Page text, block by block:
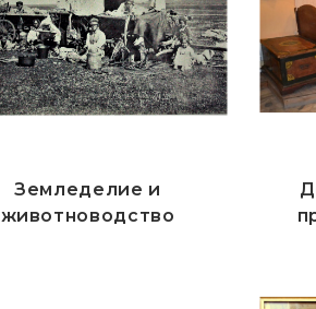
Земледелие и
животноводство